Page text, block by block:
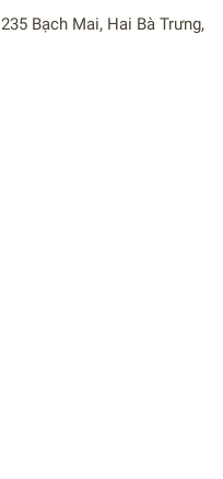
235 Bạch Mai, Hai Bà Trưng,